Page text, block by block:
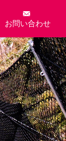

お問い合わせ